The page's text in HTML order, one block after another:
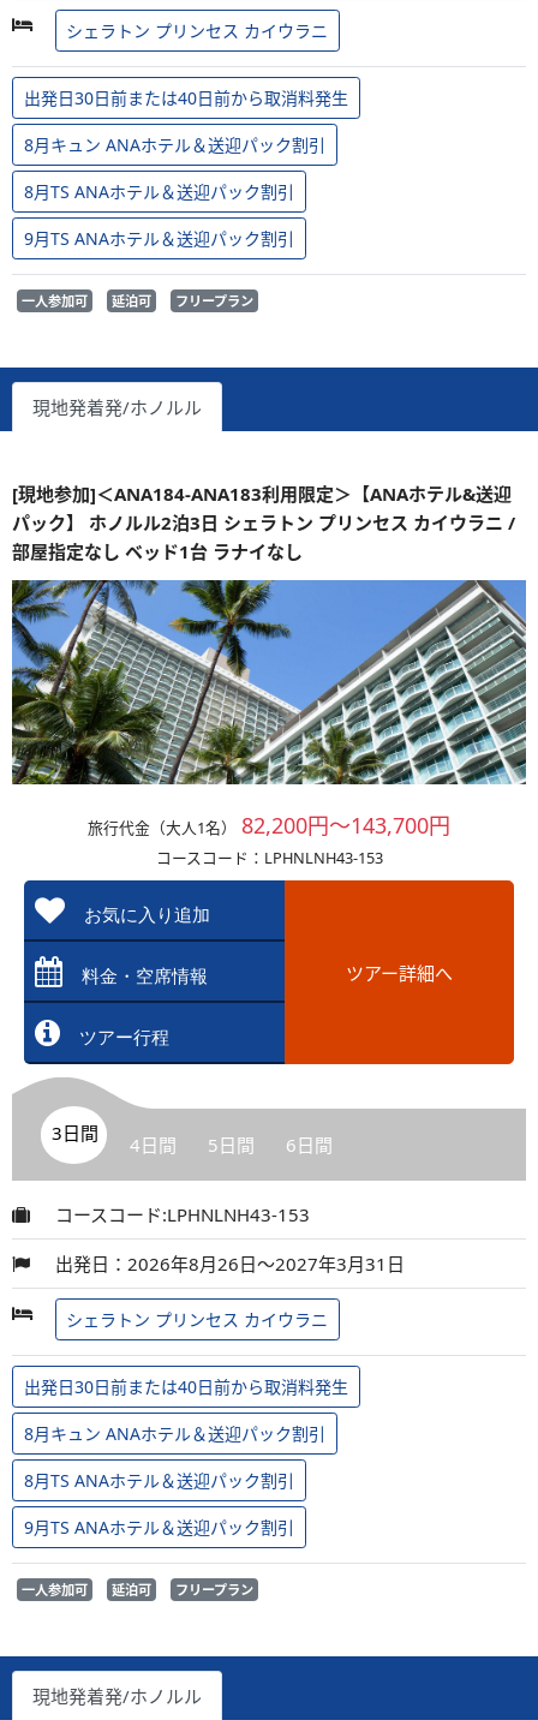
シェラトン プリンセス カイウラニ
出発日30日前または40日前から取消料発生
8月キュン ANAホテル＆送迎パック割引
8月TS ANAホテル＆送迎パック割引
9月TS ANAホテル＆送迎パック割引
一人参加可 延泊可 フリープラン
現地発着発/ホノルル
[現地参加]＜ANA184-ANA183利用限定＞【ANAホテル&送迎
パック】 ホノルル2泊3日 シェラトン プリンセス カイウラニ /
部屋指定なし ベッド1台 ラナイなし
旅行代金（大人1名） 82,200円～143,700円
コースコード：LPHNLNH43-153
お気に入り追加
料金・空席情報
ツアー行程
ツアー詳細へ
3日間 4日間 5日間 6日間
コースコード:LPHNLNH43-153
出発日：2026年8月26日～2027年3月31日
シェラトン プリンセス カイウラニ
出発日30日前または40日前から取消料発生
8月キュン ANAホテル＆送迎パック割引
8月TS ANAホテル＆送迎パック割引
9月TS ANAホテル＆送迎パック割引
一人参加可 延泊可 フリープラン
現地発着発/ホノルル